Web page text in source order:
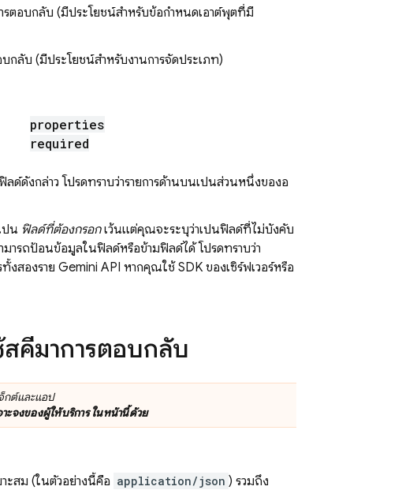
ตอบกลับ (มีประโยชน์สำหรับข้อกำหนดเอาต์พุตที่มี
กลับ (มีประโยชน์สำหรับงานการจัดประเภท)
properties
required
ด์ดังกล่าว โปรดทราบว่ารายการด้านบนเป็นส่วนหนึ่งของอ
ป็น ฟิลด์ที่ต้องกรอกเว้นแต่คุณจะระบุว่าเป็นฟิลด์ที่ไม่บังคับ
มารถป้อนข้อมูลในฟิลด์หรือข้ามฟิลด์ได้ โปรดทราบว่า
งสองราย Gemini API หากคุณใช้ SDK ของเซิร์ฟเวอร์หรือ
สคีมาการตอบกลับ
กต์และแอป
ะจงของผู้ให้บริการ ในหน้านี้ด้วย
ะสม (ในตัวอย่างนี้คือ application/json ) รวมถึง